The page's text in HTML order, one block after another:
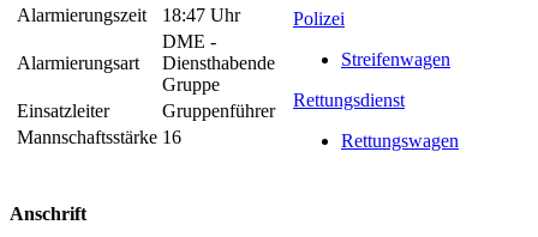
Alarmierungszeit
18:47 Uhr
Alarmierungsart
DME -
Diensthabende
Gruppe
Einsatzleiter
Gruppenführer
Mannschaftsstärke 16
Polizei
Streifenwagen
Rettungsdienst
Rettungswagen
Anschrift